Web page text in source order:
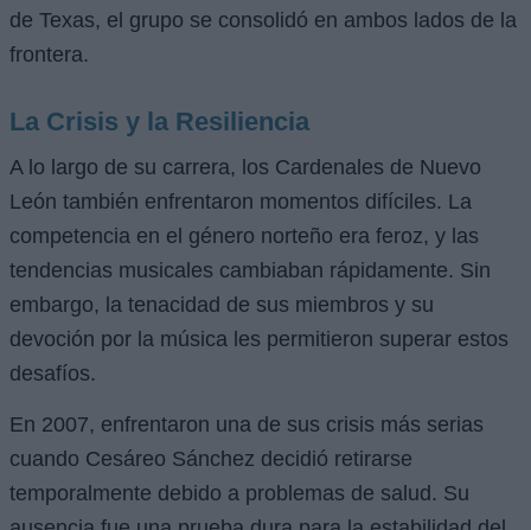
de Texas, el grupo se consolidó en ambos lados de la
frontera.
La Crisis y la Resiliencia
A lo largo de su carrera, los Cardenales de Nuevo
León también enfrentaron momentos difíciles. La
competencia en el género norteño era feroz, y las
tendencias musicales cambiaban rápidamente. Sin
embargo, la tenacidad de sus miembros y su
devoción por la música les permitieron superar estos
desafíos.
En 2007, enfrentaron una de sus crisis más serias
cuando Cesáreo Sánchez decidió retirarse
temporalmente debido a problemas de salud. Su